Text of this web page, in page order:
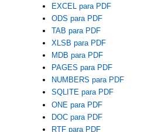
EXCEL para PDF
ODS para PDF
TAB para PDF
XLSB para PDF
MDB para PDF
PAGES para PDF
NUMBERS para PDF
SQLITE para PDF
ONE para PDF
DOC para PDF
RTF para PDF